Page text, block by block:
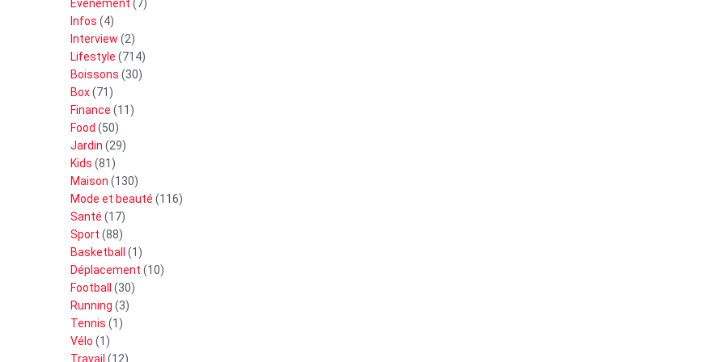
Evénement (7)
Infos (4)
Interview (2)
Lifestyle (714)
Boissons (30)
Box(71)
Finance (11)
Food (50)
Jardin (29)
Kids (81)
Maison (130)
Mode et beauté (116)
Santé (17)
Sport (88)
Basketball (1)
Déplacement (10)
Football (30)
Running (3)
Tennis (1)
Vélo (1)
Travail (12)